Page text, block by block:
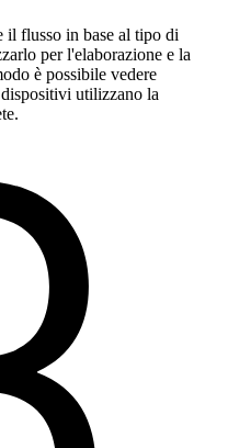
il flusso in base al tipo di
per l'elaborazione e la
è possibile vedere
utilizzano la